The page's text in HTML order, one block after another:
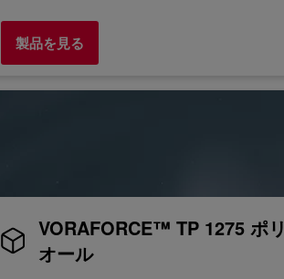
製品を見る
VORAFORCE™ TP 1275 ポリ
オール